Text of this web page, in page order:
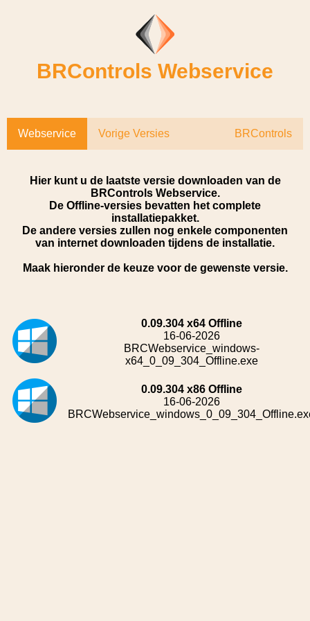
BRControls Webservice
Webservice Vorige Versies BRControls
Hier kunt u de laatste versie downloaden van de
BRControls Webservice.
De Offline-versies bevatten het complete
installatiepakket.
De andere versies zullen nog enkele componenten
van internet downloaden tijdens de installatie.
Maak hieronder de keuze voor de gewenste versie.
0.09.304 x64 Offline
16-06-2026
BRCWebservice_windows-
x64_0_09_304_Offline.exe
0.09.304 x86 Offline
16-06-2026